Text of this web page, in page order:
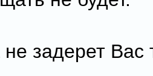
задерет Вас